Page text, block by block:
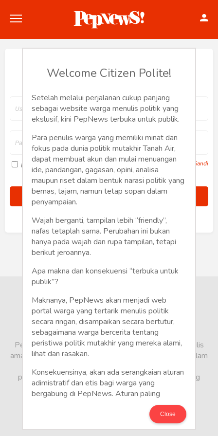
Politik
Hankam
Internasional
Bisnis
Humaniora
Sketsa
Tekno
Gaya
Wisata
Wanita
Hey, Welcome back.
Ingat saya Lupa Sandi
Buat Akun Baru
Welcome Citizen Polite!
Setelah melalui perjalanan cukup panjang
sebagai website warga menulis politik yang
ekslusif, kini PepNews terbuka untuk publik.
Para penulis warga yang memiliki minat dan
fokus pada dunia politik mutakhir Tanah Air,
dapat membuat akun dan mulai menuangan
ide, pandangan, gagasan, opini, analisa
maupun riset dalam bentuk narasi politik yang
bernas, tajam, namun tetap sopan dalam
penyampaian.
Wajah berganti, tampilan lebih “friendly”,
nafas tetaplah sama. Perubahan ini bukan
hanya pada wajah dan rupa tampilan, tetapi
berikut jeroannya.
Apa makna dan konsekuensi “terbuka untuk
publik”?
Maknanya, PepNews akan menjadi web
portal warga yang tertarik menulis politik
secara ringan, disampaikan secara bertutur,
sebagaimana warga bercerita tentang
peristiwa politik mutakhir yang mereka alami,
lihat dan rasakan.
Konsekuensinya, akan ada serangkaian aturan
adimistratif dan etis bagi warga yang
bergabung di PepNews. Aturan paling
mendasar adalah setiap penulis wajib
menggunakan identitas asli sesuai kartu
keterangan penduduk. Demikian juga foto
Close
PepNews.com adalah media warga, tempat bagi penulis
amatir dan profesional menyampaikan berbagai opini dalam
pandang tidak biasa, yang berbeda dari sudut pandang
berita media arus utama.